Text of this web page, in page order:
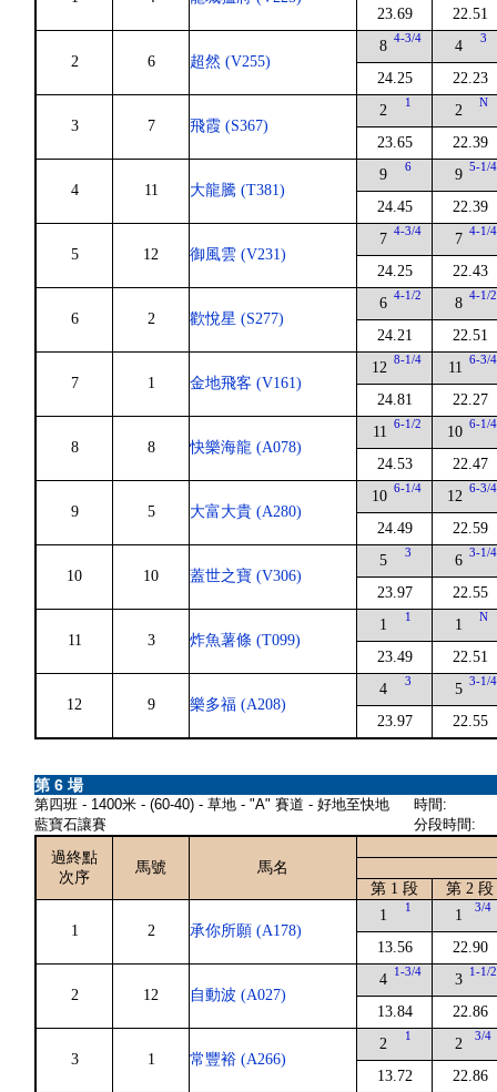
23.69
22.51
2 6 超然 (V255)
8 4-3/4
24.25
4 3
22.23
3 7 飛霞 (S367)
2 1
23.65
2 N
22.39
4 11 大龍騰 (T381)
9 6
24.45
9 5-1/4
22.39
5 12 御風雲 (V231)
7 4-3/4
24.25
7 4-1/4
22.43
6 2 歡悅星 (S277)
6 4-1/2
24.21
8 4-1/2
22.51
7 1 金地飛客 (V161)
12 8-1/4
24.81
11 6-3/4
22.27
8 8 快樂海龍 (A078)
11 6-1/2
24.53
10 6-1/4
22.47
9 5 大富大貴 (A280)
10 6-1/4
24.49
12 6-3/4
22.59
10 10 蓋世之寶 (V306)
5 3
23.97
6 3-1/4
22.55
11 3 炸魚薯條 (T099)
1 1
23.49
1 N
22.51
12 9 樂多福 (A208)
4 3
23.97
5 3-1/4
22.55
第 6 場
第四班 - 1400米 - (60-40) - 草地 - "A" 賽道 - 好地至快地
藍寶石讓賽
時間:
分段時間:
過終點
次序
馬號
馬名
第 1 段
第 2 段
1 2 承你所願 (A178)
1 1
13.56
1 3/4
22.90
2 12 自動波 (A027)
4 1-3/4
13.84
3 1-1/2
22.86
3 1 常豐裕 (A266)
2 1
13.72
2 3/4
22.86